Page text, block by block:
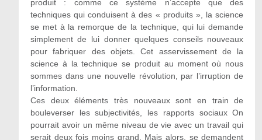
produit : comme ce système n’accepte que des
techniques qui conduisent à des « produits », la science
se met à la remorque de la technique, qui lui demande
simplement de lui donner quelques conseils nouveaux
pour fabriquer des objets. Cet asservissement de la
science à la technique se produit au moment où nous
sommes dans une nouvelle révolution, par l’irruption de
l’information.
Ces deux éléments très nouveaux sont en train de
bouleverser les subjectivités, les rapports sociaux On
pourrait avoir un même niveau de vie avec un travail qui
serait deux fois moins grand. Mais alors, se demandent